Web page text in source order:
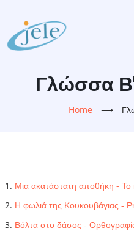
main
content
Γλώσσα
Home ⟶
Μια ακατάστατη αποθήκη - Το
Η φωλιά της Κουκουβάγιας -
Βόλτα στο δάσος -